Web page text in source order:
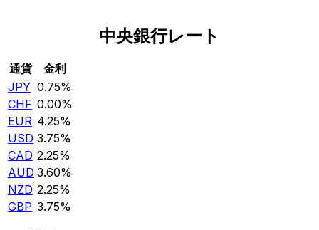
中央銀行レート
通貨
金利
JPY 0.75%
CHF 0.00%
EUR 4.25%
USD 3.75%
CAD 2.25%
AUD 3.60%
NZD 2.25%
GBP 3.75%